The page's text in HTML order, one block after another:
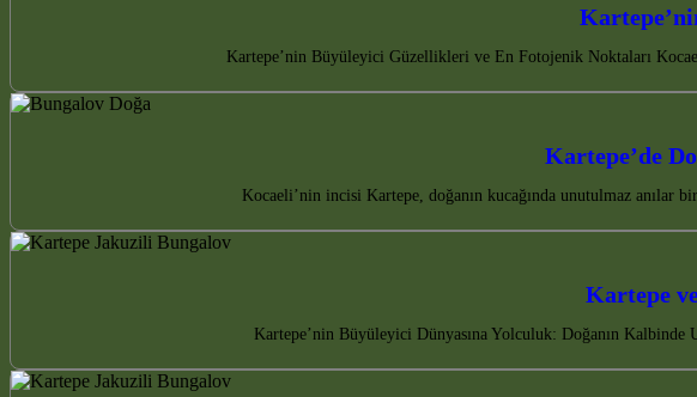
Kartepe’nin Büyüleyici Güzellikleri ve En Fotojenik Noktaları
Kartepe’de
Kocaeli’nin incisi Kartepe, doğanın kucağında unutulmaz
Kartepe
Kartepe’nin Büyüleyici Dünyasına Yolculuk: Doğanın